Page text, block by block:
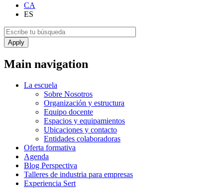
CA
ES
Main navigation
La escuela
Sobre Nosotros
Organización y estructura
Equipo docente
Espacios y equipamientos
Ubicaciones y contacto
Entidades colaboradoras
Oferta formativa
Agenda
Blog Perspectiva
Talleres de industria para empresas
Experiencia Sert